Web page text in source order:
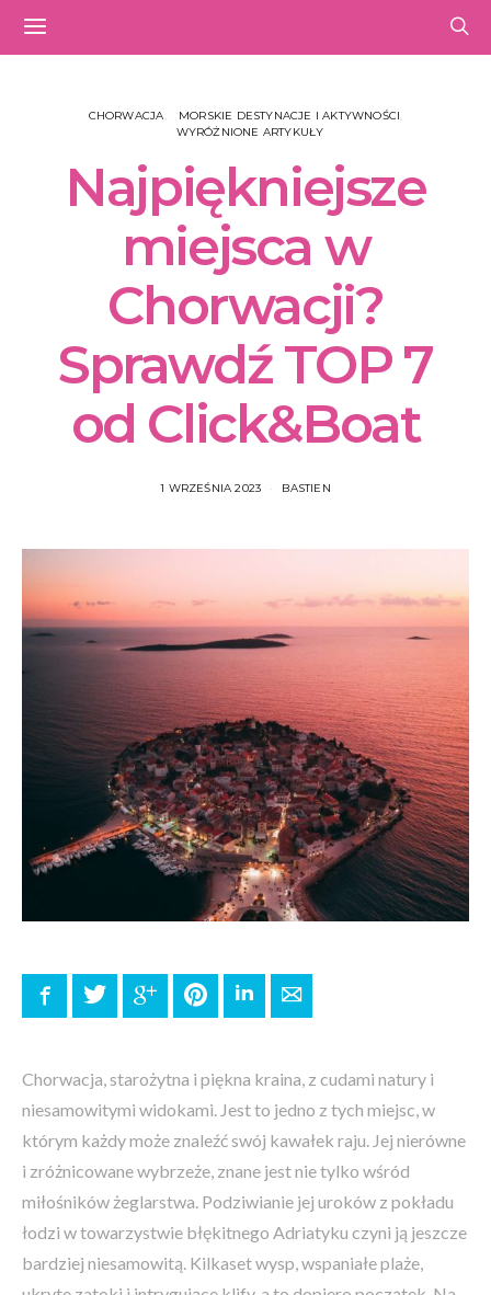
CHORWACJA
MORSKIE DESTYNACJE I AKTYWNOŚCI
WYRÓŻNIONE ARTYKUŁY
Najpiękniejsze
miejsca w
Chorwacji?
Sprawdź TOP 7
od Click&Boat
1 WRZEŚNIA 2023 BASTIEN
FacebookTwitter Google+ PinterestLinkedInE-mail
Chorwacja, starożytna i piękna kraina, z cudami natury i
niesamowitymi widokami. Jest to jedno z tych miejsc, w
którym każdy może znaleźć swój kawałek raju. Jej nierówne
i zróżnicowane wybrzeże, znane jest nie tylko wśród
miłośników żeglarstwa. Podziwianie jej uroków z pokładu
łodzi w towarzystwie błękitnego Adriatyku czyni ją jeszcze
bardziej niesamowitą. Kilkaset wysp, wspaniałe plaże,